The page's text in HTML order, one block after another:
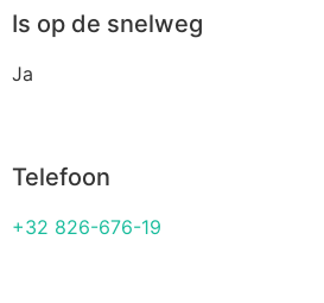
Is op de snelweg
Ja
Telefoon
+32 826-676-19